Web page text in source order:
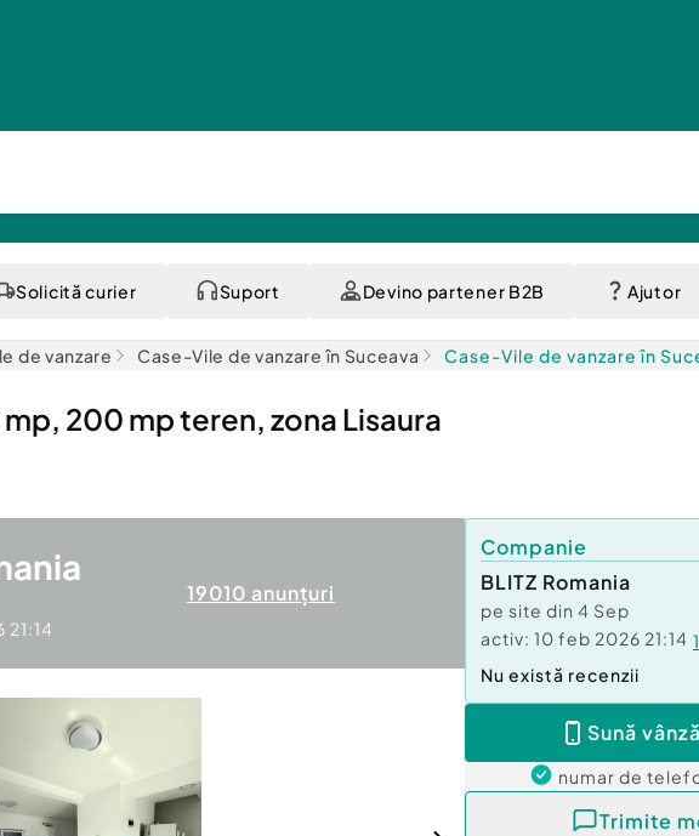
Solicită curier Suport Devino partener B2B Ajutor
de vanzare Case-Vile de vanzare în Suceava Case-Vile de vanzare în
200 mp teren, zona Lisaura
19010 anunțuri
Companie
BLITZ Romania
pe site din 4 Sep
activ: 10 feb 2026 21:14
Nu există recenzii
Sună
numar de
Trimite